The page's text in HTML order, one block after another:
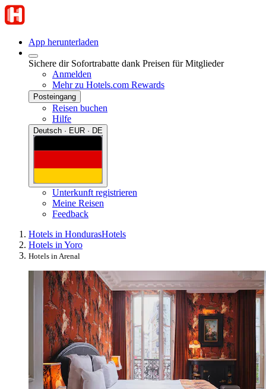
App herunterladen
Sichere dir Sofortrabatte dank Preisen für Mitglieder
Anmelden
Mehr zu Hotels.com Rewards
Posteingang
Reisen buchen
Hilfe
Deutsch · EUR · DE
Unterkunft registrieren
Meine Reisen
Feedback
Hotels in HondurasHotels
Hotels in Yoro
Hotels in Arenal